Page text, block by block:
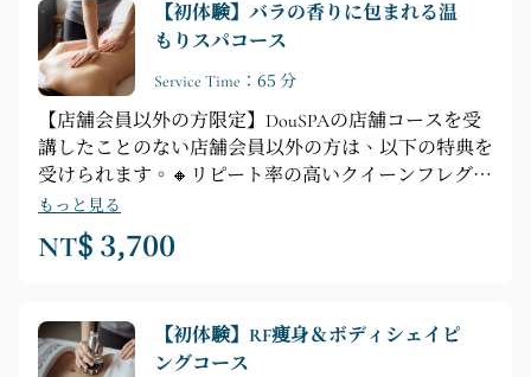
【初体験】バラの香りに包まれる温
もりスパコース
Service Time：65 分
【店舗会員以外の方限定】DouSPAの店舗コースを受
講したことのない店舗会員以外の方は、以下の特典を
受けられます。🔸リピート率の高いクイーンフレグラ
ンス、一度体験すればきっと虜になる人気コース
🔸【コース内容】プロによるカウンセリング ► シャ
ワー ► フラワーカードカウンセリング ► 全身リラク
頭部のリラックスマッサージ）
もっと見る
NT$ 3,700
【初体験】RF痩身＆ボディシェイピ
ングコース